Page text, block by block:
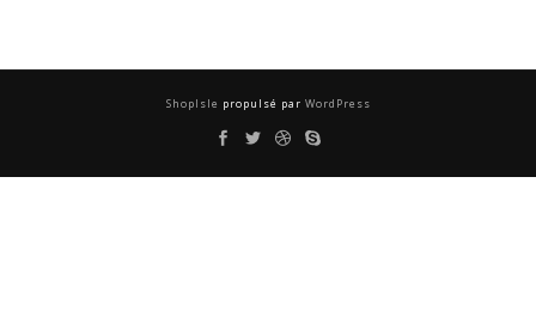
ShopIsle propulsé par WordPress